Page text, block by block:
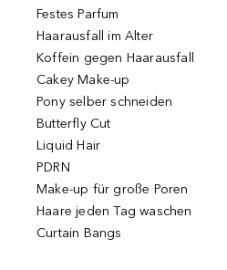
Festes Parfum
Haarausfall im Alter
Koffein gegen Haarausfall
Cakey Make-up
Pony selber schneiden
Butterfly Cut
Liquid Hair
PDRN
Make-up für große Poren
Haare jeden Tag waschen
Curtain Bangs